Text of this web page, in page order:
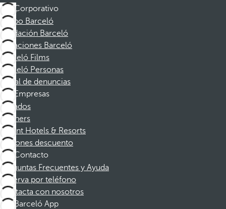
Corporativo
Grupo Barceló
Fundación Barceló
Vacaciones Barceló
Barceló Films
Barceló Personas
Canal de denuncias
Empresas
Afiliados
Partners
Dorint Hotels & Resorts
Cupones descuento
Contacto
Preguntas Frecuentes y Ayuda
Reserva por teléfono
Contacta con nosotros
Barceló App